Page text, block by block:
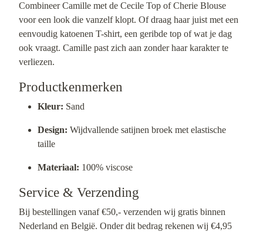
Combineer Camille met de Cecile Top of Cherie Blouse
voor een look die vanzelf klopt. Of draag haar juist met een
eenvoudig katoenen T-shirt, een geribde top of wat je dag
ook vraagt. Camille past zich aan zonder haar karakter te
verliezen.
Productkenmerken
Kleur: Sand
Design: Wijdvallende satijnen broek met elastische
taille
Materiaal: 100% viscose
Service & Verzending
Bij bestellingen vanaf €50,- verzenden wij gratis binnen
Nederland en België. Onder dit bedrag rekenen wij €4,95